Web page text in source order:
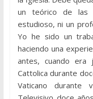
un teórico de las
estudioso, ni un
Yo he sido un
haciendo una
antes, cuando era
Cattolica durante
Vaticano durante